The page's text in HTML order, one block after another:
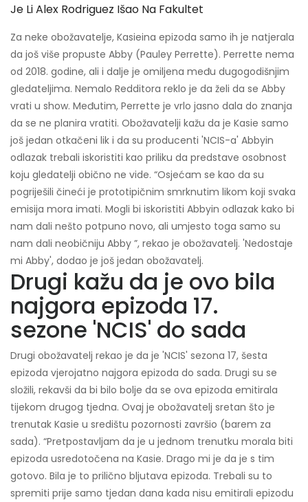
Je Li Alex Rodriguez Išao Na Fakultet
Za neke obožavatelje, Kasieina epizoda samo ih je natjerala
da još više propuste Abby (Pauley Perrette). Perrette nema
od 2018. godine, ali i dalje je omiljena među dugogodišnjim
gledateljima. Nemalo Redditora reklo je da želi da se Abby
vrati u show. Međutim, Perrette je vrlo jasno dala do znanja
da se ne planira vratiti. Obožavatelji kažu da je Kasie samo
još jedan otkačeni lik i da su producenti 'NCIS-a' Abbyin
odlazak trebali iskoristiti kao priliku da predstave osobnost
koju gledatelji obično ne vide. “Osjećam se kao da su
pogriješili čineći je prototipičnim smrknutim likom koji svaka
emisija mora imati. Mogli bi iskoristiti Abbyin odlazak kako bi
nam dali nešto potpuno novo, ali umjesto toga samo su
nam dali neobičniju Abby ”, rekao je obožavatelj. 'Nedostaje
mi Abby', dodao je još jedan obožavatelj.
Drugi kažu da je ovo bila
najgora epizoda 17.
sezone 'NCIS' do sada
Drugi obožavatelj rekao je da je 'NCIS' sezona 17, šesta
epizoda vjerojatno najgora epizoda do sada. Drugi su se
složili, rekavši da bi bilo bolje da se ova epizoda emitirala
tijekom drugog tjedna. Ovaj je obožavatelj sretan što je
trenutak Kasie u središtu pozornosti završio (barem za
sada). “Pretpostavljam da je u jednom trenutku morala biti
epizoda usredotočena na Kasie. Drago mi je da je s tim
gotovo. Bila je to prilično bljutava epizoda. Trebali su to
spremiti prije samo tjedan dana kada nisu emitirali epizodu